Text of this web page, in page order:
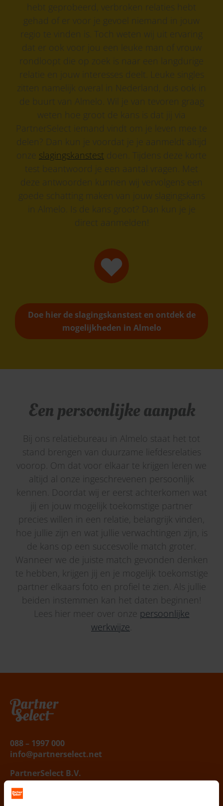
hebt geprobeerd, verbroken relaties hebt
gehad of er voor je gevoel niemand in jouw
regio te vinden is. Toch weten wij uit ervaring
dat er ook voor jou een leuke man of vrouw
rondloopt die op zoek is naar een langdurige
relatie en jouw interesses deelt. Leuke singles
zitten namelijk overal in Nederland, dus ook in
de buurt van Almelo. Wil je van tevoren graag
weten hoe groot de kans is dat jij via
PartnerSelect iemand vindt om je leven mee te
delen? Dan kun je voordat je je aanmeldt altijd
onze slagingskanstest doen. Tijdens deze korte
test beantwoord je een aantal vragen. Met
deze antwoorden kunnen wij vervolgens een
goede schatting maken van jouw slagingskans
in Almelo. Is de kans groot? Dan kun je je
direct aanmelden!
Doe hier de slagingskanstest en ontdek de
mogelijkheden in Almelo
Een persoonlijke aanpak
Bij ons relatiebureau in Almelo staat het tot
stand brengen van duurzame liefdesrelaties
voorop. Om dat voor elkaar te krijgen leren we
altijd al onze ingeschrevenen persoonlijk
kennen. Doordat wij er eerst achterkomen wat
jij en jouw mogelijk toekomstige partner
precies willen in een relatie, belangrijk vinden,
hoe jullie zijn en wat jullie verwachtingen zijn, is
de kans op een succesvolle match groter.
Wanneer we de juiste match gevonden denken
te hebben, krijgen jij en je mogelijk toekomstige
partner elkaars foto en profiel te zien. Als jullie
beiden instemmen kan het daten beginnen!
Lees hier meer over onze persoonlijke
werkwijze
088 – 1997 000
info@partnerselect.net
PartnerSelect B.V.
Vestigingen: